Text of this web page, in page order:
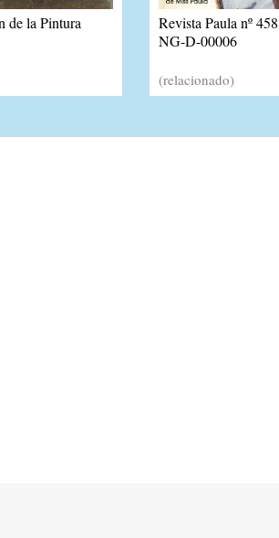
de la Pintura
Revista Paula nº 458
NG-D-00006
(relacionado)